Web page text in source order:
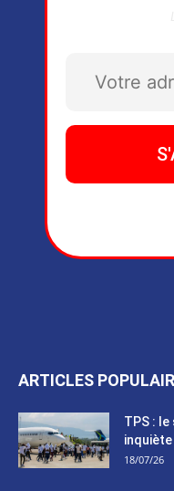
ARTICLES
TPS :
18/07/26